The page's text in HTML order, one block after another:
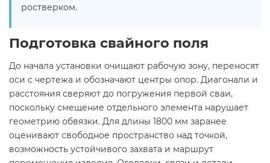
ростверком.
Подготовка свайного поля
До начала установки очищают рабочую зону, переносят
оси с чертежа и обозначают центры опор. Диагонали и
расстояния сверяют до погружения первой сваи,
поскольку смещение отдельного элемента нарушает
геометрию обвязки. Для длины 1800 мм заранее
оценивают свободное пространство над точкой,
возможность устойчивого захвата и маршрут